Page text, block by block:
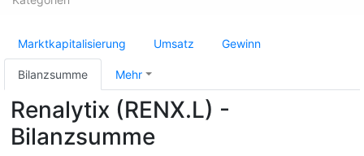
Marktkapitalisierung Umsatz Gewinn
Bilanzsumme Mehr
Renalytix (RENX.L) -
Bilanzsumme